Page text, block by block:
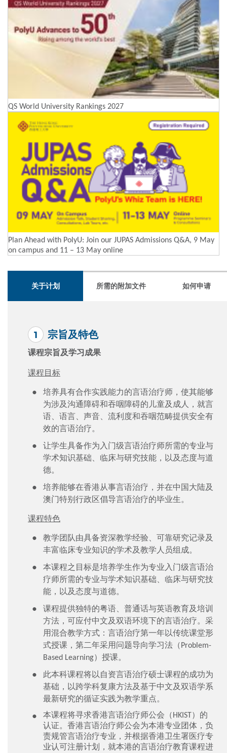
QS World University Rankings 2027
Plan Ahead with PolyU: Join our JUPAS Admissions Q&A, 9 May
on campus and 11 – 13 May online
关于计划 所需的附加文件 如何申请
宗旨及特色
课程宗旨及学习成果
课程目标
培养具有合作实践能力的言语治疗师，使其能够
为涉及沟通障碍和吞咽障碍的儿童及成人，就言
语、语言、声音、流利度和吞咽范畴提供安全有
效的言语治疗。
让学生具备作为入门级言语治疗师所需的专业与
学术知识基础、临床与研究技能，以及态度与道
德。
培养能够在香港从事言语治疗，并在中国大陆及
澳门特别行政区倡导言语治疗的毕业生。
课程特色
教学团队由具备资深教学经验、可靠研究记录及
丰富临床专业知识的学术及教学人员组成。
本课程之目标是培养学生作为专业入门级言语治
疗师所需的专业与学术知识基础、临床与研究技
能，以及态度与道德。
课程提供独特的粤语、普通话与英语教育及培训
方法，可应付中文及双语环境下的言语治疗。采
用混合教学方式：言语治疗第一年以传统课堂形
式授课，第二年采用问题导向学习法（Problem-
Based Learning）授课。
此本科课程将以自资言语治疗硕士课程的成功为
基础，以跨学科复康方法及基于中文及双语学系
最新研究的循证实践为教学重点。
本课程将寻求香港言语治疗师公会（HKIST）的
认证。香港言语治疗师公会为本港专业团体，负
责规管言语治疗专业，并根据香港卫生署医疗专
业认可注册计划，就本港的言语治疗教育课程进